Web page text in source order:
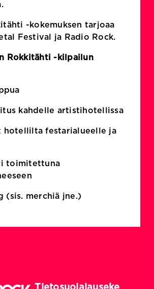
-kokemuksen tarjoaa
Festival ja Radio Rock.
Rokkitähti -kilpailun
kahdelle artistihotellissa
hotellilta festarialueelle ja
toimitettuna
(sis. merchiä jne.)